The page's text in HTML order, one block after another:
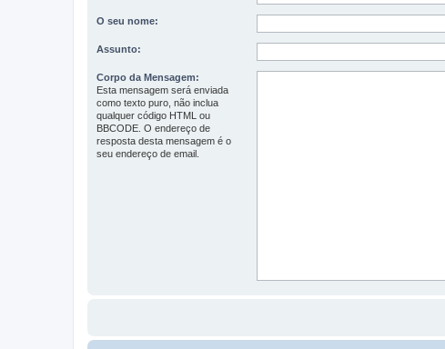
O seu nome:
Assunto:
Corpo da Mensagem:
Esta mensagem será enviada
como texto puro, não inclua
qualquer código HTML ou
BBCODE. O endereço de
resposta desta mensagem é o
seu endereço de email.